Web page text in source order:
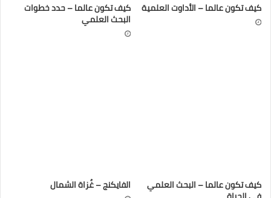
كيف تكون عالما – الأداوت العلمية كيف تكون عالما – حدد خطوات
البحث العلمي
كيف تكون عالما – البحث العلمي الفايكنج – غُزاة الشمال